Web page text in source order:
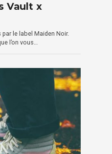
Vault x
le label Maiden Noir.
l’on vous…